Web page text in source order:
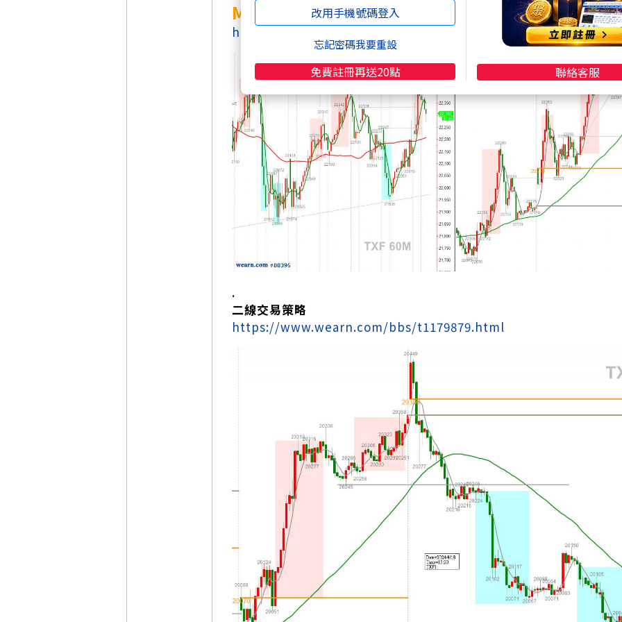
MA(60,5)
--- 分別應用於60分K與5分K
https://www.wearn.com/bbs/t1182157.html
.
二線交易策略
https://www.wearn.com/bbs/t1179879.html
改用手機號碼登入
忘記密碼我要重設
免費註冊再送20點 聯絡客服